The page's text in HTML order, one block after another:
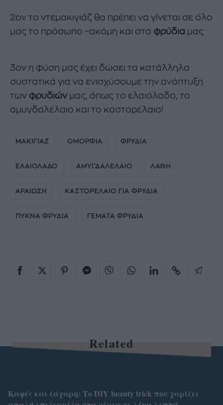
2ον το ντεμακιγιάζ θα πρέπει να γίνεται σε όλο
μας το πρόσωπο –ακόμη και στα φρύδια μας
3ον η φύση μας έχει δώσει τα κατάλληλα
συστατικά για να ενισχύσουμε την ανάπτυξη
των φρυδιώνμας, όπως το ελαιόλαδο, το
αμυγδαλέλαιο και το καστορέλαιο!
ΜΑΚΙΓΙΑΖ ΟΜΟΡΦΙΑ ΦΡΥΔΙΑ
ΕΛΑΙΟΛΑΔΟ ΑΜΥΓΔΑΛΕΛΑΙΟ ΛΑΘΗ
ΑΡΑΙΩΣΗ ΚΑΣΤΟΡΕΛΑΙΟ ΓΙΑ ΦΡΥΔΙΑ
ΠΥΚΝΑ ΦΡΥΔΙΑ ΓΕΜΑΤΑ ΦΡΥΔΙΑ
Related
Καφές και ζάχαρη: Το DIY beauty trick που χαρίζει